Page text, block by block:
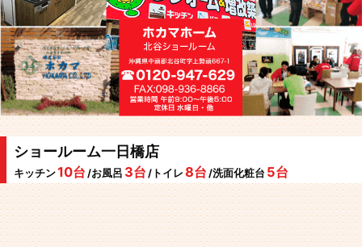
ショールーム一日橋店
キッチン10台 /お風呂 3台 /トイレ 8台 /洗面化粧台 5台